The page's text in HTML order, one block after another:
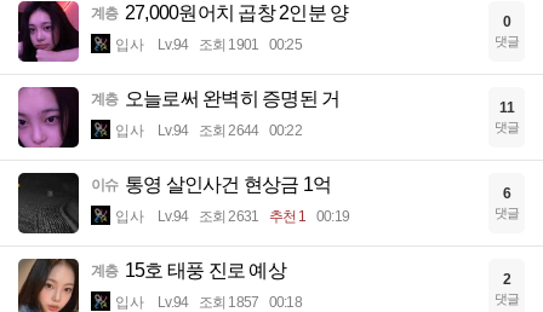
계층 27,000원어치 곱창 2인분 양
입사 Lv.94 조회 1901 00:25
0
댓글
계층 오늘로써 완벽히 증명된 거
입사 Lv.94 조회 2644 00:22
11
댓글
이슈 통영 살인사건 현상금 1억
입사 Lv.94 조회 2631 추천 1 00:19
6
댓글
계층 15호 태풍 진로 예상
입사 Lv.94 조회 1857 00:18
2
댓글